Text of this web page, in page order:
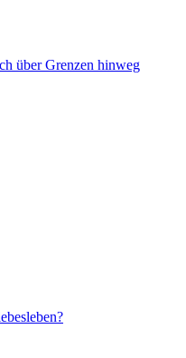
über Grenzen hinweg